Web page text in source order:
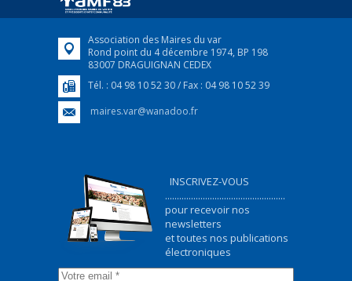
FEUILLETER
Association des Maires du var
Rond point du 4 décembre 1974, BP 198
83007 DRAGUIGNAN CEDEX
Tél. : 04 98 10 52 30 / Fax : 04 98 10 52 39
maires.var@wanadoo.fr
INSCRIVEZ-VOUS
...................................................
pour recevoir nos
newsletters
et toutes nos publications
électroniques